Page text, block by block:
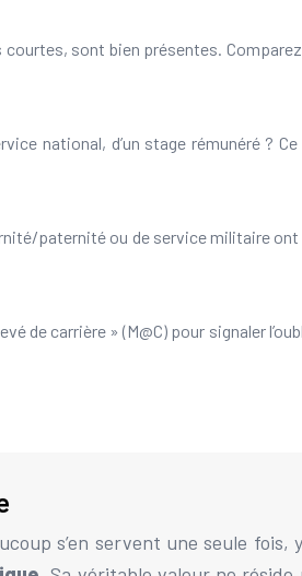
sont bien présentes.
national, d’un stage rémunéré ?
paternité ou de service militaire
de carrière » (M@C) pour signaler
s’en servent une seule